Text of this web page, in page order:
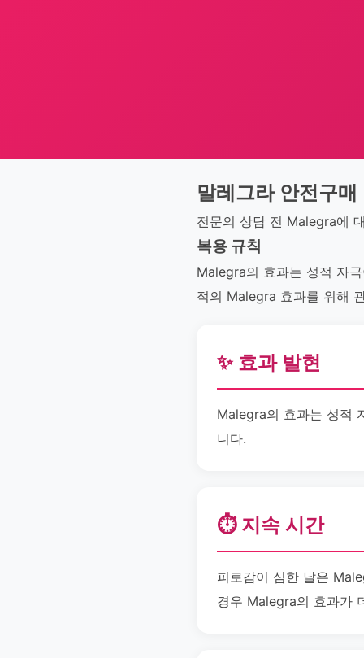
말레그라 안전구매
전문의 상담 전 Malegra에
복용 규칙
Malegra의 효과는 성적 자
적의 Malegra 효과를 위해
✨ 효과 발현
Malegra의 효과는 성적
니다.
⏱️ 지속 시간
피로감이 심한 날은
경우 Malegra의 효과가